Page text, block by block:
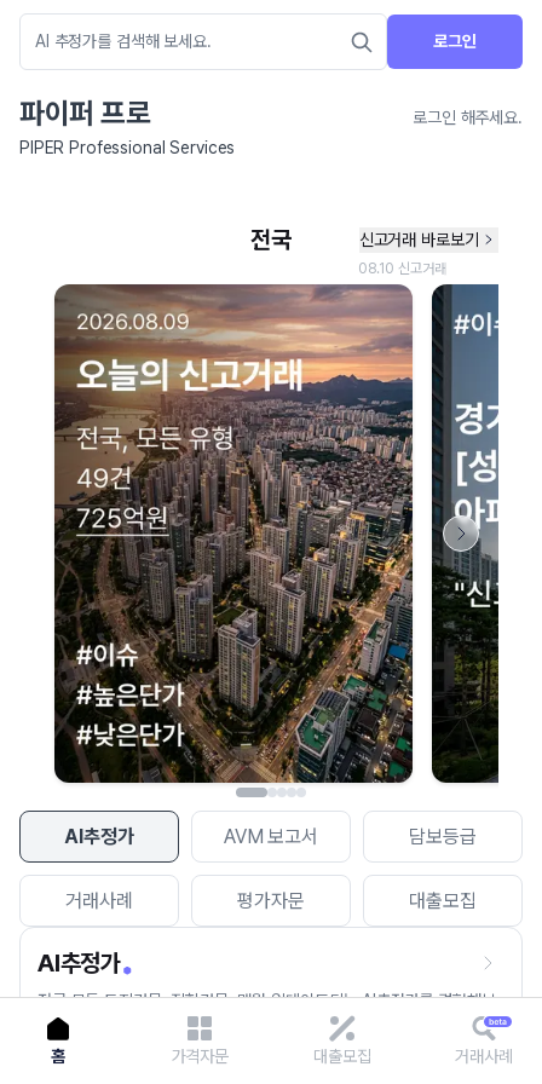
로그인
파이퍼 프로
로그인 해주세요.
PIPER Professional Services
AI추정가 AVM 보고서 담보등급
거래사례 평가자문 대출모집
AI추정가
전국 모든 토지건물, 집합건물, 매월 업데이트되는 AI추정가를 경험해보
세요.
네이버 지도 연결 안내
현재 네이버 지도 연결이 원활하지 않아 지도를 불러올 수 없습니다.
이용에 불편을 드려 죄송합니다.
다시 시도
홈 가격자문 대출모집 거래사례